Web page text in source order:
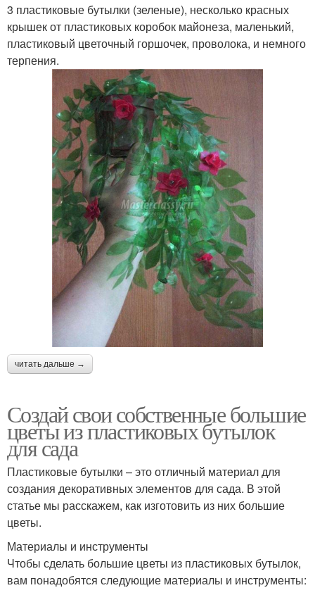
3 пластиковые бутылки (зеленые), несколько красных
крышек от пластиковых коробок майонеза, маленький,
пластиковый цветочный горшочек, проволока, и немного
терпения.
читать дальше →
Создай свои собственные большие
цветы из пластиковых бутылок
для сада
Пластиковые бутылки – это отличный материал для
создания декоративных элементов для сада. В этой
статье мы расскажем, как изготовить из них большие
цветы.
Материалы и инструменты
Чтобы сделать большие цветы из пластиковых бутылок,
вам понадобятся следующие материалы и инструменты: